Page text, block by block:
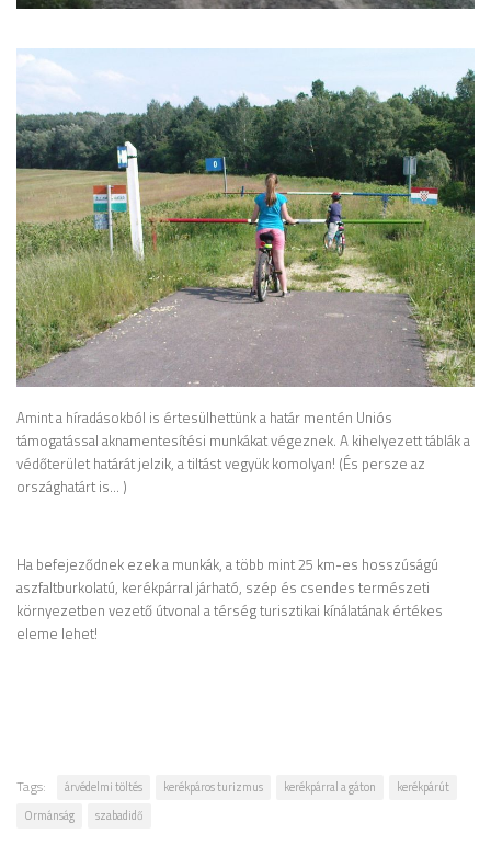
Amint a híradásokból is értesülhettünk a határ mentén Uniós
támogatással aknamentesítési munkákat végeznek. A kihelyezett táblák a
védőterület határát jelzik, a tiltást vegyük komolyan! (És persze az
országhatárt is… )
Ha befejeződnek ezek a munkák, a több mint 25 km-es hosszúságú
aszfaltburkolatú, kerékpárral járható, szép és csendes természeti
környezetben vezető útvonal a térség turisztikai kínálatának értékes
eleme lehet!
Tags: árvédelmi töltés kerékpáros turizmus kerékpárral a gáton
kerékpárút
Ormánság
szabadidő